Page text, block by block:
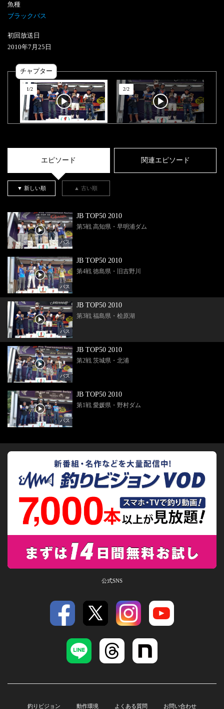
魚種
ブラックバス
初回放送日
2010年7 月 25 日
チャプター
1/2 2/2
エピソード 関連エピソード
▼ 新しい順 ▲ 古い順
バス
JB TOP50 2010
第5戦 高知県・早明浦ダム
バス
JB TOP50 2010
第4戦 徳島県・旧吉野川
バス
JB TOP50 2010
第3戦 福島県・桧原湖
バス
JB TOP50 2010
第2戦 茨城県・北浦
バス
JB TOP50 2010
第1戦 愛媛県・野村ダム
公式SNS
釣りビジョン 動作環境 よくある質問 お問い合わせ